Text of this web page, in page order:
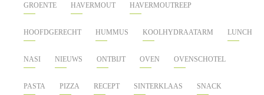
GROENTE HAVERMOUT HAVERMOUTREEP
HOOFDGERECHT HUMMUS KOOLHYDRAATARM LUNCH
NASI NIEUWS ONTBIJT OVEN OVENSCHOTEL
PASTA PIZZA RECEPT SINTERKLAAS SNACK